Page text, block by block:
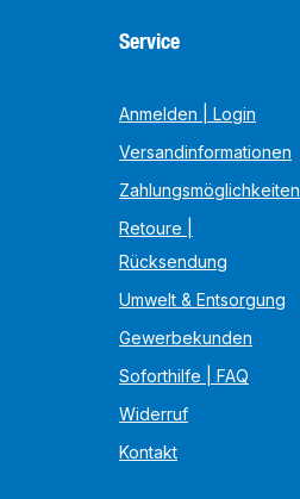
Service
Anmelden | Login
Versandinformationen
Zahlungsmöglichkeiten
Retoure |
Rücksendung
Umwelt & Entsorgung
Gewerbekunden
Soforthilfe | FAQ
Widerruf
Kontakt